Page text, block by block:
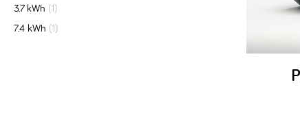
3.7 kWh (1)
7.4 kWh (1)